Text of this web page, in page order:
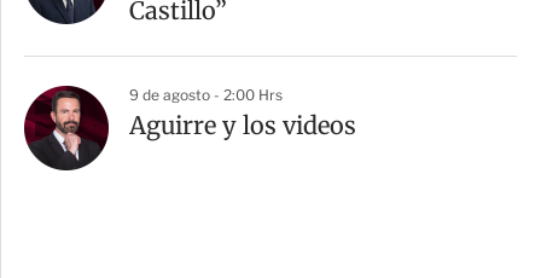
Castillo”
9 de agosto - 2:00 Hrs
Aguirre y los videos